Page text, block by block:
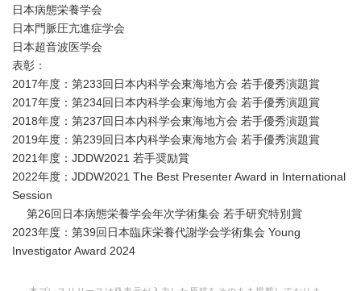
日本病態栄養学会
日本門脈圧亢進症学会
日本超音波医学会
表彰：
2017年度：第233回日本内科学会東海地方会 若手優秀演題賞
2017年度：第234回日本内科学会東海地方会 若手優秀演題賞
2018年度：第237回日本内科学会東海地方会 若手優秀演題賞
2019年度：第239回日本内科学会東海地方会 若手優秀演題賞
2021年度：JDDW2021 若手奨励賞
2022年度：JDDW2021 The Best Presenter Award in International
Session
第26回日本病態栄養学会年次学術集会 若手研究特別賞
2023年度：第39回日本臨床栄養代謝学会学術集会 Young
Investigator Award 2024